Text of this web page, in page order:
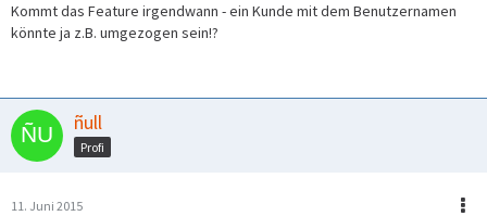
Kommt das Feature irgendwann - ein Kunde mit dem Benutzernamen
könnte ja z.B. umgezogen sein!?
ñull
Profi
11. Juni 2015